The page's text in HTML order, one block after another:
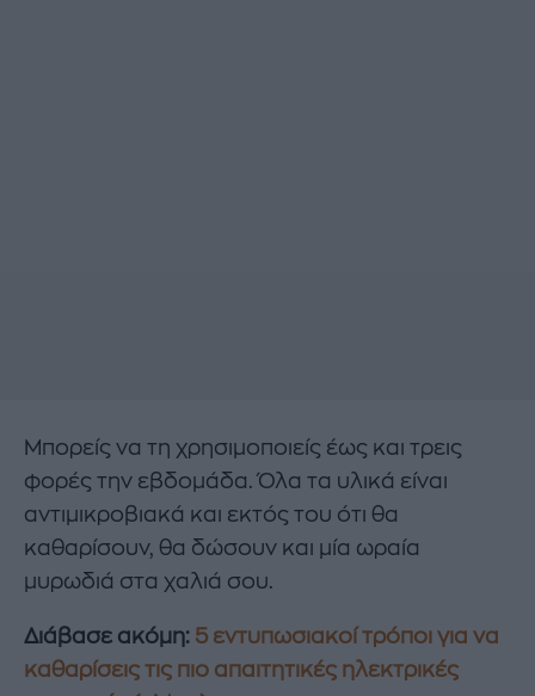
Μπορείς να τη χρησιμοποιείς έως και τρεις
φορές την εβδομάδα. Όλα τα υλικά είναι
αντιμικροβιακά και εκτός του ότι θα
καθαρίσουν, θα δώσουν και μία ωραία
μυρωδιά στα χαλιά σου.
Διάβασε ακόμη: 5 εντυπωσιακοί τρόποι για να
καθαρίσεις τις πιο απαιτητικές ηλεκτρικές